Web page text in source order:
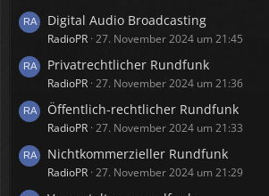
Digital Audio Broadcasting
RadioPR 27. November 2024 um 21:45
Privatrechtlicher Rundfunk
RadioPR 27. November 2024 um 21:36
Öffentlich-rechtlicher Rundfunk
RadioPR 27. November 2024 um 21:33
Nichtkommerzieller Rundfunk
RadioPR 27. November 2024 um 21:29